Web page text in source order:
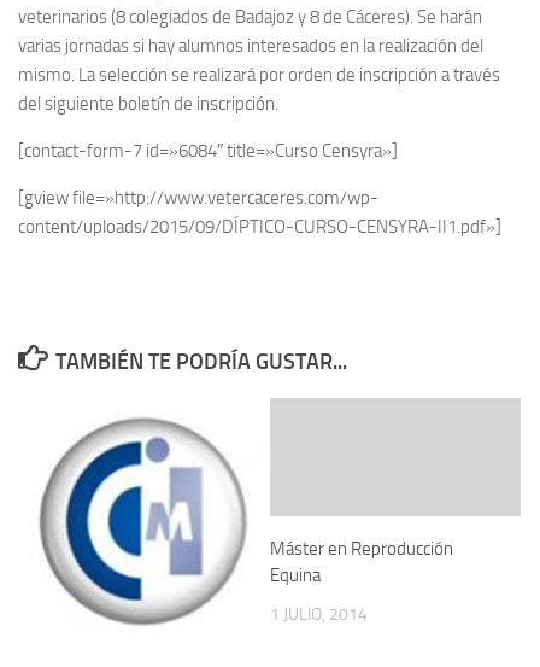
veterinarios (8 colegiados de Badajoz y 8 de Cáceres). Se harán
varias jornadas si hay alumnos interesados en la realización del
mismo. La selección se realizará por orden de inscripción a través
del siguiente boletín de inscripción.
[contact-form-7 id=»6084″ title=»Curso Censyra»]
[gview file=»http://www.vetercaceres.com/wp-
content/uploads/2015/09/DÍPTICO-CURSO-CENSYRA-II1.pdf»]
TAMBIÉN TE PODRÍA GUSTAR...
Máster en Reproducción
Equina
1 JULIO, 2014